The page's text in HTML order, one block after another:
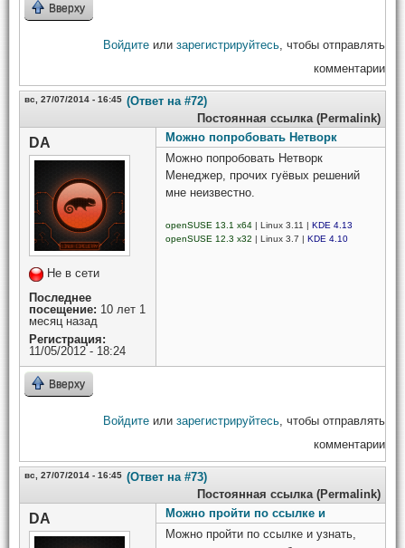
Вверху
Войдите или зарегистрируйтесь , чтобы отправлять
комментарии
вс, 27/07/2014 - 16:45 (Ответ на #72)
Постоянная ссылка (Permalink)
DA
Не в сети
Последнее
посещение: 10 лет 1
месяц назад
Регистрация:
11/05/2012 - 18:24
Можно попробовать Нетворк
Можно попробовать Нетворк
Менеджер, прочих гуёвых решений
мне неизвестно.
openSUSE 13.1 x64 | Linux 3.11 | KDE 4.13
openSUSE 12.3 x32 | Linux 3.7 | KDE 4.10
Вверху
Войдите или зарегистрируйтесь , чтобы отправлять
комментарии
вс, 27/07/2014 - 16:45 (Ответ на #73)
Постоянная ссылка (Permalink)
DA
Можно пройти по ссылке и
Можно пройти по ссылке и узнать,